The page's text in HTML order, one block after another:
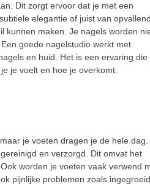
Dit zorgt ervoor dat je met een
elegantie of juist van
kunnen maken. Je nagels worden
goede nagelstudio werkt met
en huid. Het is een ervaring die
je voelt en hoe je overkomt.
je voeten dragen je de hele dag.
en verzorgd. Dit omvat het
worden je voeten vaak verwend
pijnlijke problemen zoals